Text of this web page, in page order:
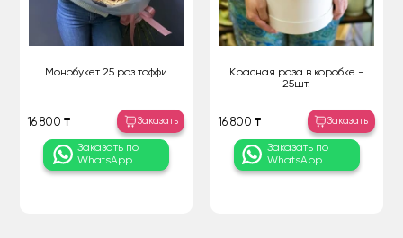
Монобукет 25 роз тоффи
16 800 ₸ Заказать
Заказать по
WhatsApp
Красная роза в коробке -
25шт.
16 800 ₸ Заказать
Заказать по
WhatsApp